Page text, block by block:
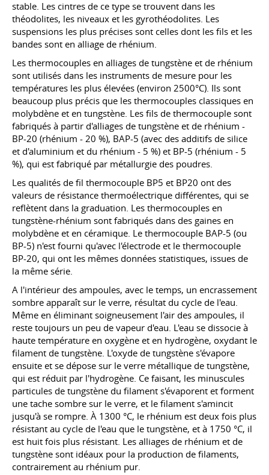
stable. Les cintres de ce type se trouvent dans les
théodolites, les niveaux et les gyrothéodolites. Les
suspensions les plus précises sont celles dont les fils et les
bandes sont en alliage de rhénium.
Les thermocouples en alliages de tungstène et de rhénium
sont utilisés dans les instruments de mesure pour les
températures les plus élevées (environ 2500°C). Ils sont
beaucoup plus précis que les thermocouples classiques en
molybdène et en tungstène. Les fils de thermocouple sont
fabriqués à partir d'alliages de tungstène et de rhénium -
BP-20 (rhénium - 20 %), BAP-5 (avec des additifs de silice
et d'aluminium et du rhénium - 5 %) et BP-5 (rhénium - 5
%), qui est fabriqué par métallurgie des poudres.
Les qualités de fil thermocouple BP5 et BP20 ont des
valeurs de résistance thermoélectrique différentes, qui se
reflètent dans la graduation. Les thermocouples en
tungstène-rhénium sont fabriqués dans des gaines en
molybdène et en céramique. Le thermocouple BAP-5 (ou
BP-5) n'est fourni qu'avec l'électrode et le thermocouple
BP-20, qui ont les mêmes données statistiques, issues de
la même série.
A l'intérieur des ampoules, avec le temps, un encrassement
sombre apparaît sur le verre, résultat du cycle de l'eau.
Même en éliminant soigneusement l'air des ampoules, il
reste toujours un peu de vapeur d'eau. L'eau se dissocie à
haute température en oxygène et en hydrogène, oxydant le
filament de tungstène. L'oxyde de tungstène s'évapore
ensuite et se dépose sur le verre métallique de tungstène,
qui est réduit par l'hydrogène. Ce faisant, les minuscules
particules de tungstène du filament s'évaporent et forment
une tache sombre sur le verre, et le filament s'amincit
jusqu'à se rompre. À 1300 °C, le rhénium est deux fois plus
résistant au cycle de l'eau que le tungstène, et à 1750 °C, il
est huit fois plus résistant. Les alliages de rhénium et de
tungstène sont idéaux pour la production de filaments,
contrairement au rhénium pur.